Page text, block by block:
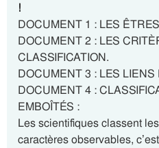
!
DOCUMENT 1 : LES
DOCUMENT 2 : LES
CLASSIFICATION.
DOCUMENT 3 : LES
DOCUMENT 4 :
EMBOÎTÉS :
Les scientifiques classent
caractères observables,